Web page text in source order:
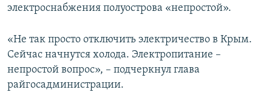
электроснабжения полуострова «непростой».
«Не так просто отключить электричество в Крым.
Сейчас начнутся холода. Электропитание –
непростой вопрос», – подчеркнул глава
райгосадминистрации.